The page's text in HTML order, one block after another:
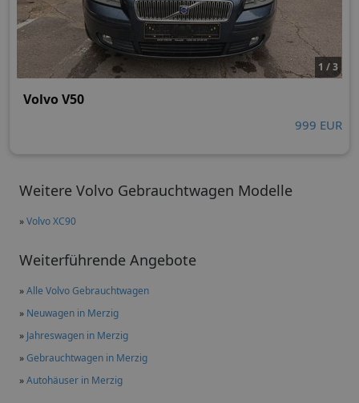
Weitere Volvo Gebrauchtwagen Modelle
»Volvo XC90
Weiterführende Angebote
»Alle Volvo Gebrauchtwagen
» Neuwagen in Merzig
» Jahreswagen in Merzig
»Gebrauchtwagen in Merzig
»Autohäuser in Merzig
1 / 3
Volvo V50
999 EUR